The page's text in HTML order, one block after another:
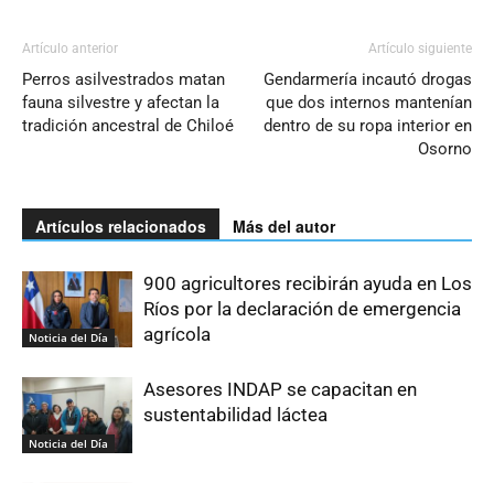
Artículo anterior
Perros asilvestrados matan
fauna silvestre y afectan la
tradición ancestral de Chiloé
Artículo siguiente
Gendarmería incautó drogas
que dos internos mantenían
dentro de su ropa interior en
Osorno
Artículos relacionados Más del autor
Noticia del Día
900 agricultores recibirán ayuda en Los
Ríos por la declaración de emergencia
agrícola
Noticia del Día
Asesores INDAP se capacitan en
sustentabilidad láctea